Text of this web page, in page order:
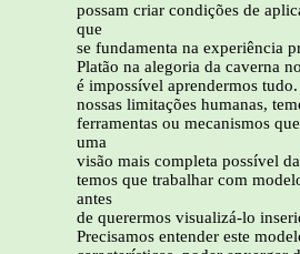
possam criar condições de
que
se fundamenta na experiência
Platão na alegoria da caverna
é impossível aprendermos
nossas limitações humanas,
ferramentas ou mecanismos
uma
visão mais completa possível
temos que trabalhar com
antes
de querermos visualizá-lo
Precisamos entender este